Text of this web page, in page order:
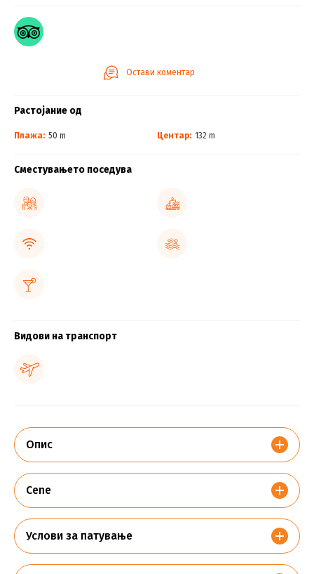
Остави коментар
Растојание од
Плажа: 50 m Центар: 132 m
Сместувањето поседува
Видови на транспорт
Опис
Cene
Услови за патување